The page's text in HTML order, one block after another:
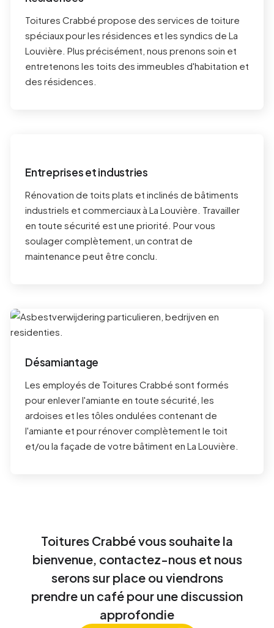
Toitures Crabbé propose des services de toiture
spéciaux pour les résidences et les syndics de La
Louvière . Plus précisément, nous prenons soin et
entretenons les toits des immeubles d'habitation et
des résidences.
Entreprises et industries
Rénovation de toits plats et inclinés de bâtiments
industriels et commerciaux à La Louvière . Travailler
en toute sécurité est une priorité. Pour vous
soulager complètement, un contrat de
maintenance peut être conclu.
Désamiantage
Les employés de Toitures Crabbé sont formés
pour enlever l'amiante en toute sécurité, les
ardoises et les tôles ondulées contenant de
l'amiante et pour rénover complètement le toit
et/ou la façade de votre bâtiment en La Louvière
Toitures Crabbé vous souhaite la
bienvenue, contactez-nous et nous
serons sur place ou viendrons
prendre un café pour une discussion
approfondie